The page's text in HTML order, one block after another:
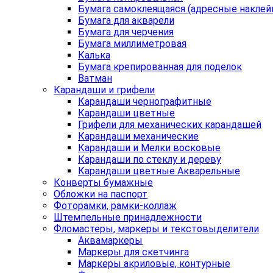
Бумага самоклеящаяся (адресные
Бумага для акварели
Бумага для черчения
Бумага миллиметровая
Калька
Бумага крепированная для поделок
Ватман
Карандаши и грифели
Карандаши чернографитные
Карандаши цветные
Грифели для механических карандашей
Карандаши механические
Карандаши и Мелки восковые
Карандаши по стеклу и дереву
Карандаши цветные Акварельные
Конверты бумажные
Обложки на паспорт
Фоторамки, рамки-коллаж
Штемпельные принадлежности
Фломастеры, маркеры и текстовыделители
Аквамаркеры
Маркеры для скетчинга
Маркеры акриловые, контурные